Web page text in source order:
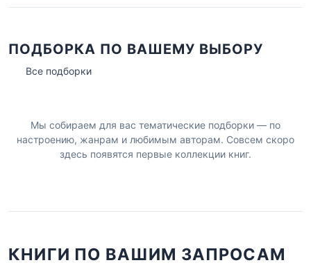
ПОДБОРКА ПО ВАШЕМУ ВЫБОРУ
Все подборки
Мы собираем для вас тематические подборки — по
настроению, жанрам и любимым авторам. Совсем скоро
здесь появятся первые коллекции книг.
КНИГИ ПО ВАШИМ ЗАПРОСАМ